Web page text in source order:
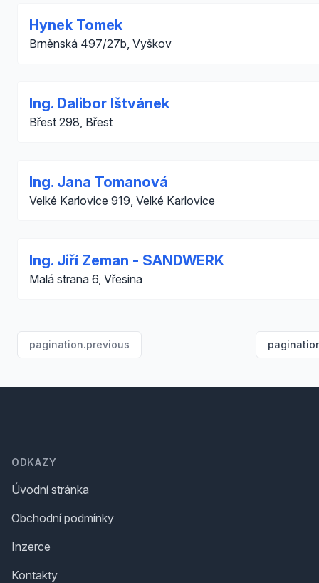
Hynek Tomek
Brněnská 497/27b, Vyškov
Ing. Dalibor Ištvánek
Břest 298, Břest
Ing. Jana Tomanová
Velké Karlovice 919, Velké Karlovice
Ing. Jiří Zeman - SANDWERK
Malá strana 6, Vřesina
pagination.previous
ODKAZY
Úvodní stránka
Obchodní podmínky
Inzerce
Kontakty